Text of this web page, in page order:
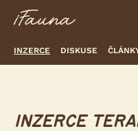
INZERCE DISKUSE
INZERCE